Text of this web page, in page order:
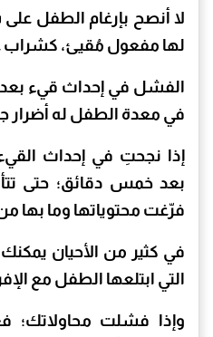
لا أنصح بإرغام الطفل
لها مفعول مُقيئ، كشراب
الفشل في إحداث قيء بعد
في معدة الطفل له أضرار
إذا نجحتِ في إحداث
بعد خمس دقائق؛ حتى
فرّغت محتوياتها وما بها
في كثير من الأحيان
التي ابتلعها الطفل مع
وإذا فشلت محاولاتك؛